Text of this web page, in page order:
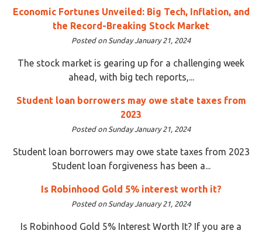
Economic Fortunes Unveiled: Big Tech, Inflation, and
the Record-Breaking Stock Market
Posted on Sunday January 21, 2024
The stock market is gearing up for a challenging week
ahead, with big tech reports,...
Student loan borrowers may owe state taxes from
2023
Posted on Sunday January 21, 2024
Student loan borrowers may owe state taxes from 2023
Student loan forgiveness has been a...
Is Robinhood Gold 5% interest worth it?
Posted on Sunday January 21, 2024
Is Robinhood Gold 5% Interest Worth It? If you are a